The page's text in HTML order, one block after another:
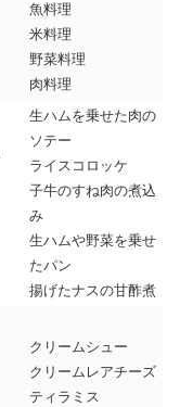
魚料理
米料理
野菜料理
肉料理
生ハムを乗せた肉の
ソテー
ライスコロッケ
子牛のすね肉の煮込
み
生ハムや野菜を乗せ
たパン
揚げたナスの甘酢煮
クリームシュー
クリームレアチーズ
ティラミス